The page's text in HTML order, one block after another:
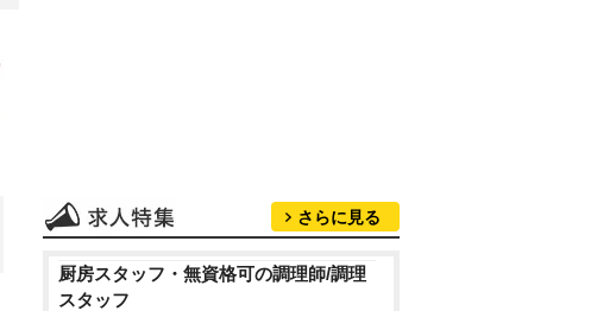
さらに見る
厨房スタッフ・無資格可の調理師/調理
スタッフ